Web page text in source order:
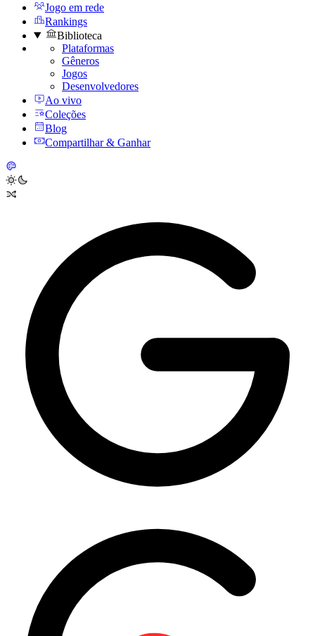
Jogo em rede
Rankings
Biblioteca
Plataformas
Gêneros
Jogos
Desenvolvedores
Ao vivo
Coleções
Blog
Compartilhar & Ganhar